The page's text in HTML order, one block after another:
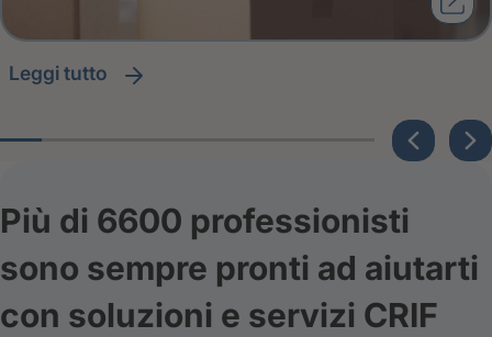
leggi tutto
Più di 6600 professionisti
sono sempre pronti ad aiutarti
con soluzioni e servizi CRIF